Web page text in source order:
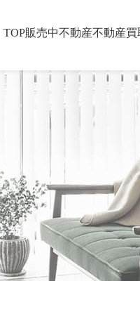
TOP販売中不動産不動産買